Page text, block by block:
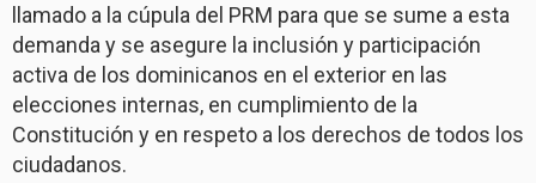
llamado a la cúpula del PRM para que se sume a esta
demanda y se asegure la inclusión y participación
activa de los dominicanos en el exterior en las
elecciones internas, en cumplimiento de la
Constitución y en respeto a los derechos de todos los
ciudadanos.